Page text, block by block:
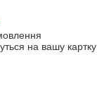
на вашу картку